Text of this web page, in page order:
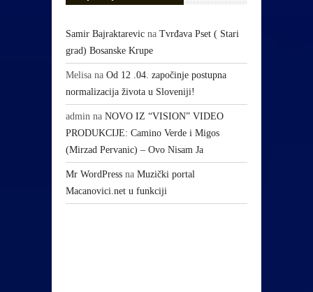
Samir Bajraktarevic na Tvrđava Pset ( Stari
grad) Bosanske Krupe
Melisa na Od 12 .04. započinje postupna
normalizacija života u Sloveniji!
admin na NOVO IZ “VISION” VIDEO
PRODUKCIJE: Camino Verde i Migos
(Mirzad Pervanic) – Ovo Nisam Ja
Mr WordPress na Muzički portal
Macanovici.net u funkciji